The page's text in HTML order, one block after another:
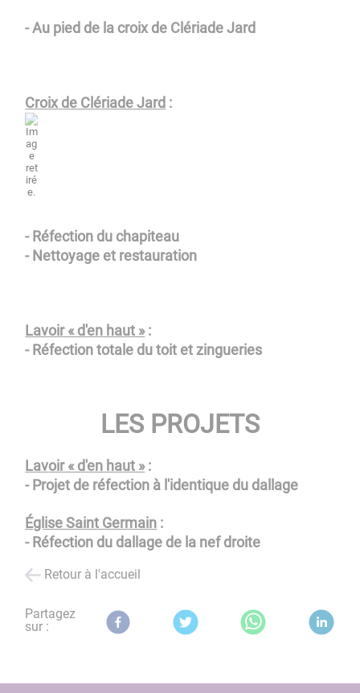
- Au pied de la croix de Clériade Jard
Croix de Clériade Jard :
- Réfection du chapiteau
- Nettoyage et restauration
Lavoir « d'en haut »:
- Réfection totale du toit et zingueries
LES PROJETS
Lavoir « d'en haut »:
- Projet de réfection à l'identique du dallage
Église Saint Germain :
- Réfection du dallage de la nef droite
Retour à l'accueil
Partagez
sur :